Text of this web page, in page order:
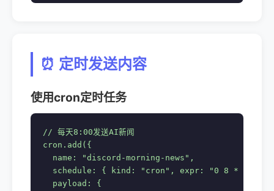
⏰ 定时发送内容
使用cron定时任务
// 每天8:00发送AI新闻
cron.add({
  name: "discord-morning-news",
schedule: { kind: "cron", expr: "0 8 * * *",
  payload: {